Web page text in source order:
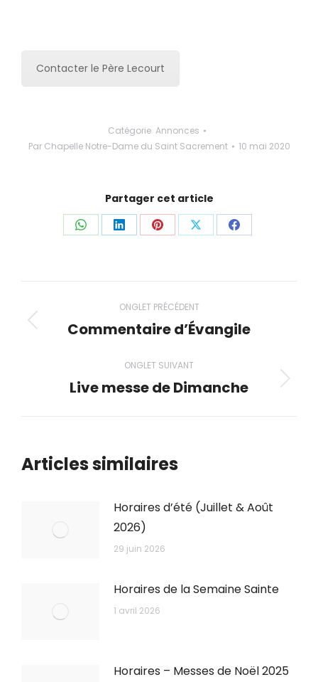
Contacter le Père Lecourt
Catégorie Annonces
Par Chapelle Notre-Dame du Saint Sacrement 10 mai 2020
Partager cet article
PartagerPartagerPartagerPartagerPartager
Navigation
de
commentaire
ONGLET PRÉCÉDENT
Onglet
Commentaire d’Évangile
ONGLET SUIVANT
Onglet
Live messe de Dimanche
Articles similaires
Horaires d’été (Juillet & Août
2026)
29 juin 2026
Horaires de la Semaine Sainte
1 avril 2026
Horaires – Messes de Noël 2025